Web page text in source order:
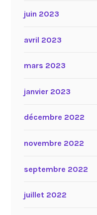
juin 2023
avril 2023
mars 2023
janvier 2023
décembre 2022
novembre 2022
septembre 2022
juillet 2022